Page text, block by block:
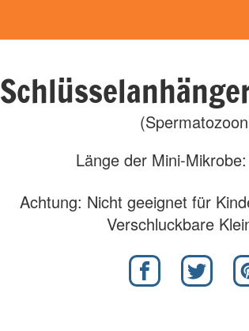
Länge der Mini-
Achtung: Nicht geeignet für
Verschluckbare